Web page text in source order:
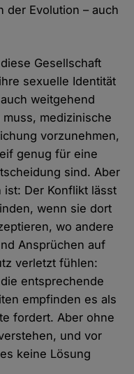
der Evolution – auch
Gesellschaft
sexuelle Identität
weitgehend
medizinische
vorzunehmen,
genug für eine
sind. Aber
Der Konflikt lässt
wenn sie dort
wo andere
Ansprüchen auf
verletzt fühlen:
entsprechende
empfinden es als
fordert. Aber ohne
und vor
keine Lösung